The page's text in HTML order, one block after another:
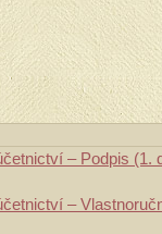
– Podpis (1.
–